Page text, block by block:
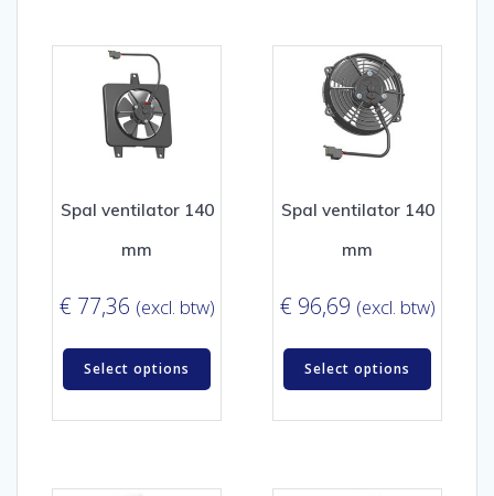
Spal ventilator 140
mm
€ 77,36 (excl. btw)
Select options
Spal ventilator 140
mm
€ 96,69 (excl. btw)
Select options